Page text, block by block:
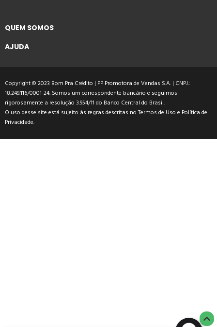
QUEM SOMOS
AJUDA
Copyright © 2023 Bom Pra Crédito | PP Promotora de Vendas S.A. | CNPJ.:
18.249.116/0001-24. Somos um correspondente bancário e seguimos
rigorosamente a resolução 3.954/11 do Banco Central do Brasil.
O uso desse site está sujeito às regras descritas noTermos de Uso e Política de
Privacidade.